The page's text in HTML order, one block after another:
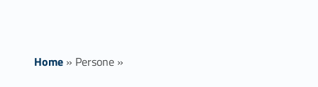
Home» Persone»